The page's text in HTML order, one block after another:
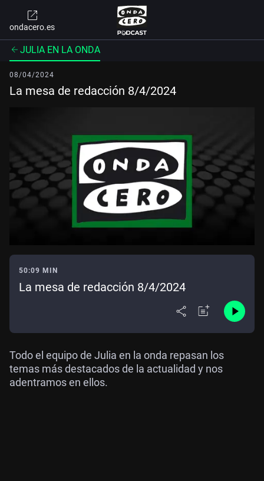
ondacero.es
JULIA EN LA ONDA
08/04/2024
La mesa de redacción 8/4/2024
50:09 MIN
La mesa de redacción 8/4/2024
Todo el equipo de Julia en la onda repasan los
temas más destacados de la actualidad y nos
adentramos en ellos.